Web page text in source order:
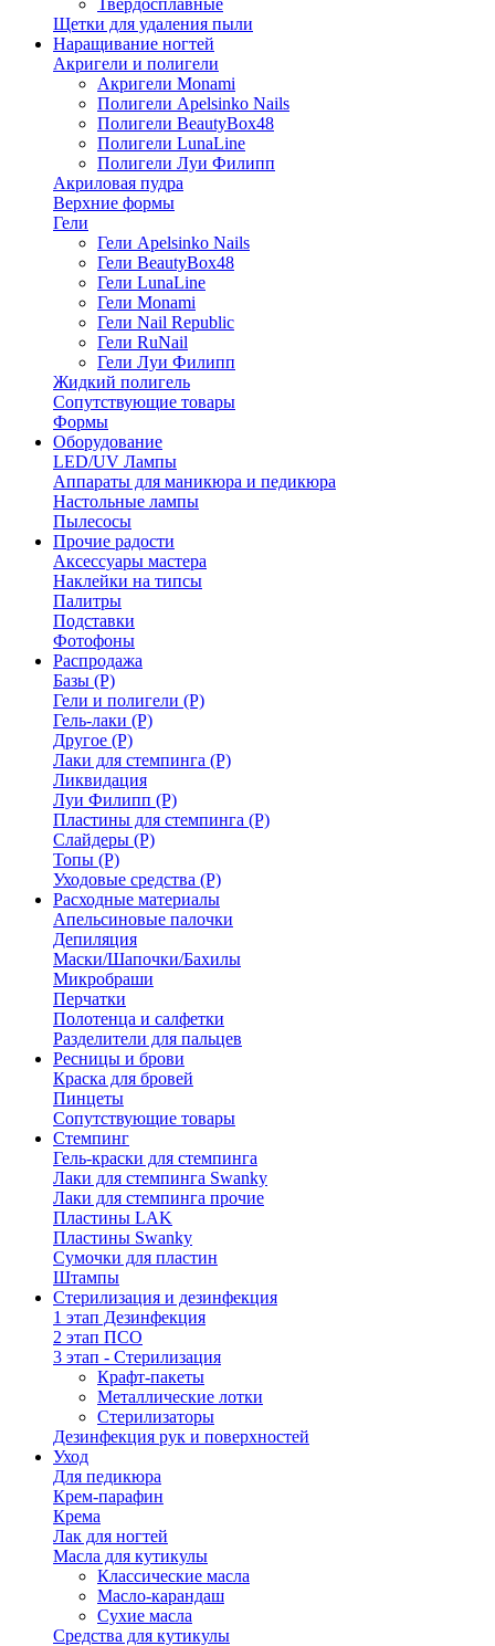
Твердосплавные
Щетки для удаления пыли
Наращивание ногтей
Акригели и полигели
Акригели Monami
Полигели Apelsinko Nails
Полигели BeautyBox48
Полигели LunaLine
Полигели Луи Филипп
Акриловая пудра
Верхние формы
Гели
Гели Apelsinko Nails
Гели BeautyBox48
Гели LunaLine
Гели Monami
Гели Nail Republic
Гели RuNail
Гели Луи Филипп
Жидкий полигель
Сопутствующие товары
Формы
Оборудование
LED/UV Лампы
Аппараты для маникюра и педикюра
Настольные лампы
Пылесосы
Прочие радости
Аксессуары мастера
Наклейки на типсы
Палитры
Подставки
Фотофоны
Распродажа
Базы (Р)
Гели и полигели (Р)
Гель-лаки (Р)
Другое (Р)
Лаки для стемпинга (Р)
Ликвидация
Луи Филипп (Р)
Пластины для стемпинга (Р)
Слайдеры (Р)
Топы (Р)
Уходовые средства (Р)
Расходные материалы
Апельсиновые палочки
Депиляция
Маски/Шапочки/Бахилы
Микробраши
Перчатки
Полотенца и салфетки
Разделители для пальцев
Ресницы и брови
Краска для бровей
Пинцеты
Сопутствующие товары
Стемпинг
Гель-краски для стемпинга
Лаки для стемпинга Swanky
Лаки для стемпинга прочие
Пластины LAK
Пластины Swanky
Сумочки для пластин
Штампы
Стерилизация и дезинфекция
1 этап Дезинфекция
2 этап ПСО
3 этап - Стерилизация
Крафт-пакеты
Металлические лотки
Стерилизаторы
Дезинфекция рук и поверхностей
Уход
Для педикюра
Крем-парафин
Крема
Лак для ногтей
Масла для кутикулы
Классические масла
Масло-карандаш
Сухие масла
Средства для кутикулы